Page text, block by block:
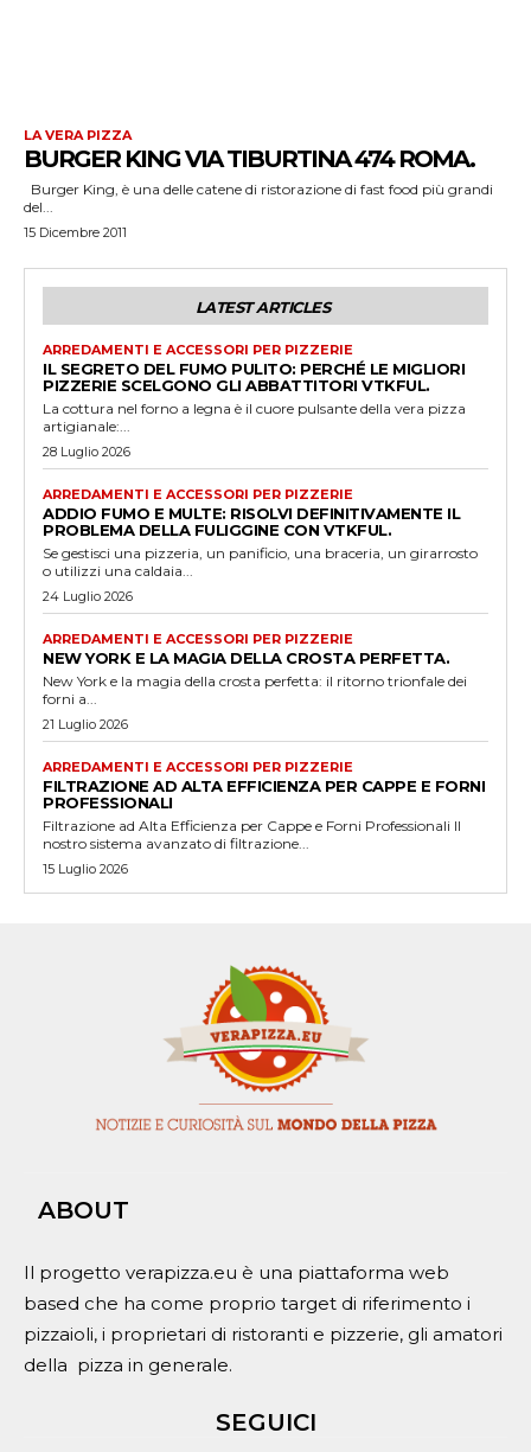
LA VERA PIZZA
BURGER KING VIA TIBURTINA 474 ROMA.
del...
15 Dicembre 2011
LATEST ARTICLES
ARREDAMENTI E ACCESSORI PER PIZZERIE
IL SEGRETO DEL FUMO PULITO: PERCHÉ LE MIGLIORI
PIZZERIE SCELGONO GLI ABBATTITORI VTKFUL.
La cottura nel forno a legna è il cuore pulsante della vera pizza
artigianale:...
28 Luglio 2026
ARREDAMENTI E ACCESSORI PER PIZZERIE
ADDIO FUMO E MULTE: RISOLVI DEFINITIVAMENTE IL
PROBLEMA DELLA FULIGGINE CON VTKFUL.
Se gestisci una pizzeria, un panificio, una braceria, un girarrosto
o utilizzi una caldaia...
24 Luglio 2026
ARREDAMENTI E ACCESSORI PER PIZZERIE
NEW YORK E LA MAGIA DELLA CROSTA PERFETTA.
New York e la magia della crosta perfetta: il ritorno trionfale dei
forni a...
21 Luglio 2026
ARREDAMENTI E ACCESSORI PER PIZZERIE
FILTRAZIONE AD ALTA EFFICIENZA PER CAPPE E FORNI
PROFESSIONALI
Filtrazione ad Alta Efficienza per Cappe e Forni Professionali Il
nostro sistema avanzato di filtrazione...
15 Luglio 2026
ABOUT
Il progetto verapizza.eu è una piattaforma web
based che ha come proprio target di riferimento i
pizzaioli, i proprietari di ristoranti e pizzerie, gli amatori
della pizza in generale.
SEGUICI